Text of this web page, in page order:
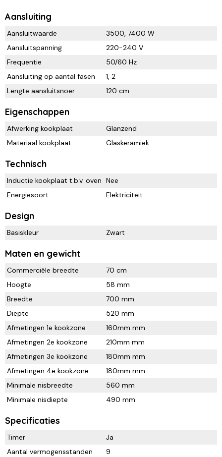
Aansluiting
Aansluitwaarde
3500, 7400 W
Aansluitspanning
220-240 V
Frequentie
50/60 Hz
Aansluiting op aantal fasen
1, 2
Lengte aansluitsnoer
120 cm
Eigenschappen
Afwerking kookplaat
Glanzend
Materiaal kookplaat
Glaskeramiek
Technisch
Inductie kookplaat t.b.v. oven Nee
Energiesoort
Elektriciteit
Design
Basiskleur Zwart
Maten en gewicht
Commerciële breedte
70 cm
Hoogte
58 mm
Breedte
700 mm
Diepte
520 mm
Afmetingen 1e kookzone
160mm mm
Afmetingen 2e kookzone
210mm mm
Afmetingen 3e kookzone
180mm mm
Afmetingen 4e kookzone
180mm mm
Minimale nisbreedte
560 mm
Minimale nisdiepte
490 mm
Specificaties
Timer
Ja
Aantal vermogensstanden
9